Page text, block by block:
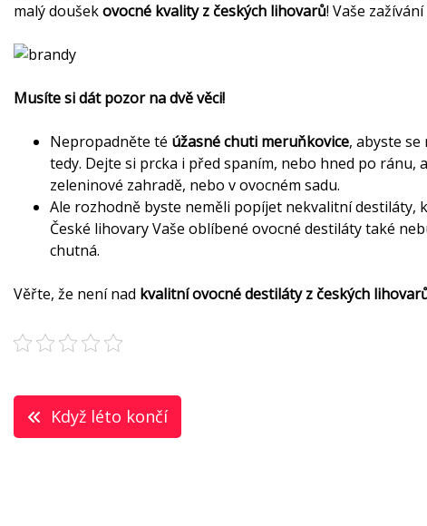
malý doušekovocné kvality z českých lihovarů! Vaše
Musíte si dát pozor na dvě věci!
Nepropadněte té úžasné chuti meruňkovice, abyste
tedy. Dejte si prcka i před spaním, nebo hned po
zeleninové zahradě, nebo v ovocném sadu.
Ale rozhodně byste neměli popíjet nekvalitní destiláty,
České lihovary Vaše oblíbené ovocné destiláty také
chutná.
Věřte, že není nad kvalitní ovocné destiláty z českých
Navigace
Když léto končí